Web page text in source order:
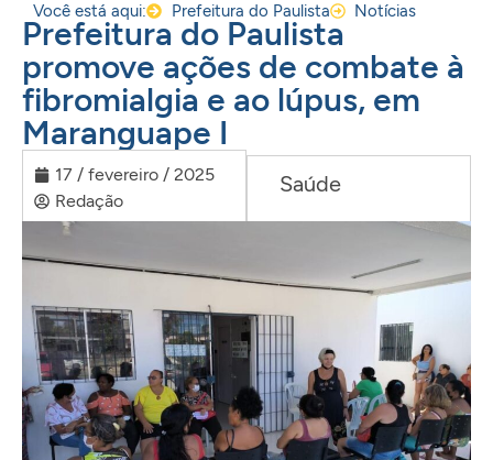
Você está aqui: Prefeitura do Paulista Notícias
Prefeitura do Paulista
promove ações de combate à
fibromialgia e ao lúpus, em
Maranguape I
17 / fevereiro / 2025
Redação
Saúde